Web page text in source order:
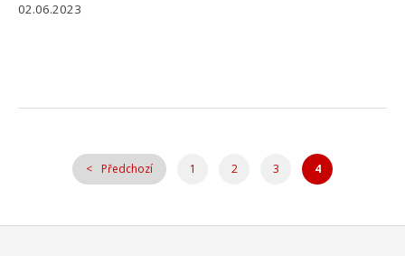
02.06.2023
Předchozí 1 2 3 4